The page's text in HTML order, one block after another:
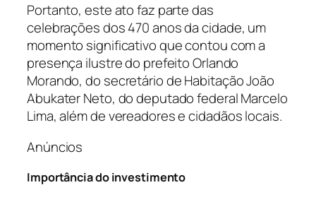
Portanto, este ato faz parte das
celebrações dos 470 anos da cidade, um
momento significativo que contou com a
presença ilustre do prefeito Orlando
Morando, do secretário de Habitação João
Abukater Neto, do deputado federal Marcelo
Lima, além de vereadores e cidadãos locais.
Anúncios
Importância do investimento